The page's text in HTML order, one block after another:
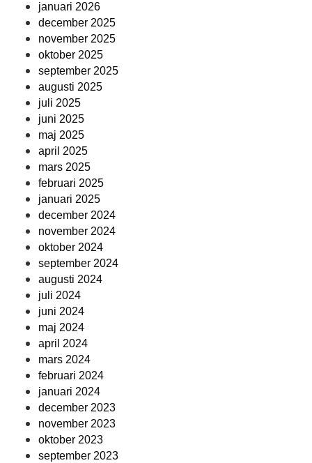
januari 2026
december 2025
november 2025
oktober 2025
september 2025
augusti 2025
juli 2025
juni 2025
maj 2025
april 2025
mars 2025
februari 2025
januari 2025
december 2024
november 2024
oktober 2024
september 2024
augusti 2024
juli 2024
juni 2024
maj 2024
april 2024
mars 2024
februari 2024
januari 2024
december 2023
november 2023
oktober 2023
september 2023